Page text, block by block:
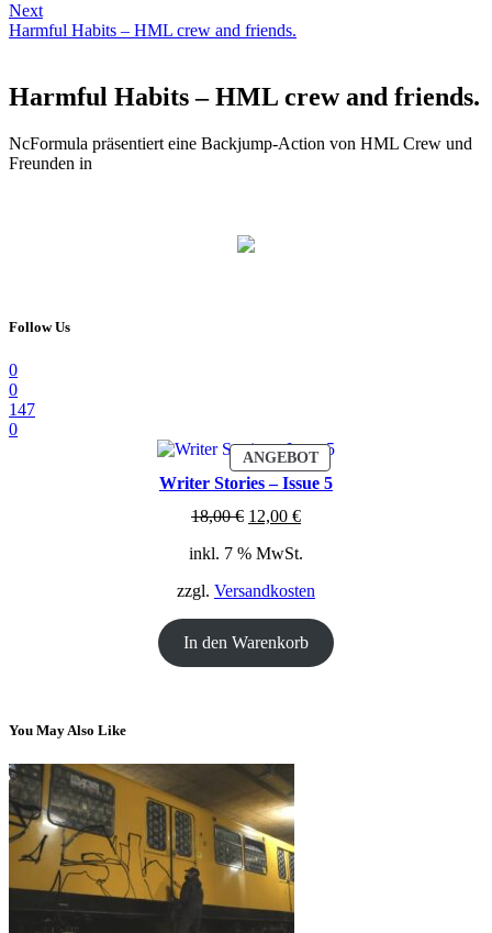
Next
Harmful Habits – HML crew and friends.
Harmful Habits – HML crew and friends.
NcFormula präsentiert eine Backjump-Action von HML Crew und
Freunden in
Follow Us
0
0
147
0
ANGEBOTPRODUKT
IM
ANGEBOT
Writer Stories – Issue 5
18,00€ Ursprünglicher
war:
12,00 €Aktueller
ist:
inkl. 7 % MwSt.
zzgl. Versandkosten
In den Warenkorb
You May Also Like